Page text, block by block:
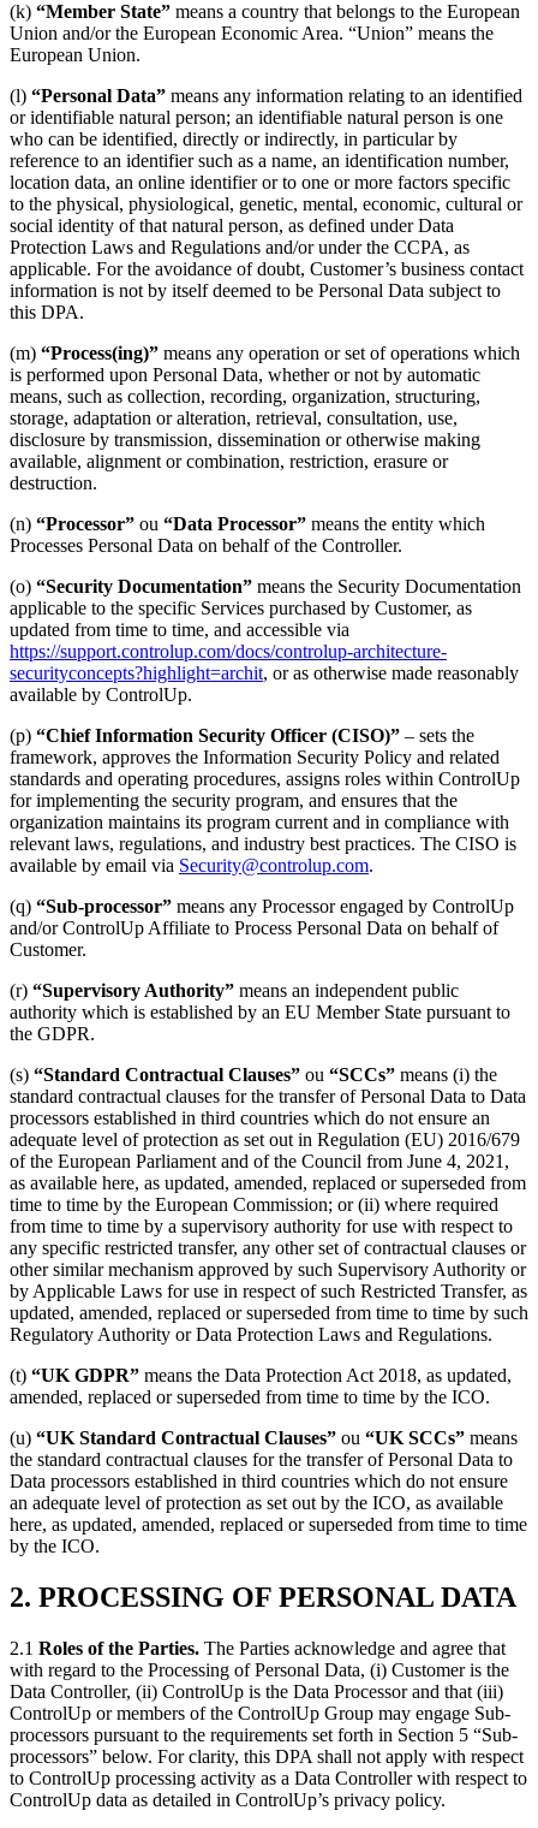
(k) “Member State” means a country that belongs to the European
Union and/or the European Economic Area. “Union” means the
European Union.
(l) “Personal Data” means any information relating to an identified
or identifiable natural person; an identifiable natural person is one
who can be identified, directly or indirectly, in particular by
reference to an identifier such as a name, an identification number,
location data, an online identifier or to one or more factors specific
to the physical, physiological, genetic, mental, economic, cultural or
social identity of that natural person, as defined under Data
Protection Laws and Regulations and/or under the CCPA, as
applicable. For the avoidance of doubt, Customer’s business contact
information is not by itself deemed to be Personal Data subject to
this DPA.
(m) “Process(ing)” means any operation or set of operations which
is performed upon Personal Data, whether or not by automatic
means, such as collection, recording, organization, structuring,
storage, adaptation or alteration, retrieval, consultation, use,
disclosure by transmission, dissemination or otherwise making
available, alignment or combination, restriction, erasure or
destruction.
(n) “Processor” ou “Data Processor” means the entity which
Processes Personal Data on behalf of the Controller.
(o) “Security Documentation” means the Security Documentation
applicable to the specific Services purchased by Customer, as
updated from time to time, and accessible via
https://support.controlup.com/docs/controlup-architecture-
securityconcepts?highlight=archit, or as otherwise made reasonably
available by ControlUp.
(p) “Chief Information Security Officer (CISO)” – sets the
framework, approves the Information Security Policy and related
standards and operating procedures, assigns roles within ControlUp
for implementing the security program, and ensures that the
organization maintains its program current and in compliance with
relevant laws, regulations, and industry best practices. The CISO is
available by email via Security@controlup.com.
(q) “Sub-processor” means any Processor engaged by ControlUp
and/or ControlUp Affiliate to Process Personal Data on behalf of
Customer.
(r) “Supervisory Authority” means an independent public
authority which is established by an EU Member State pursuant to
the GDPR.
(s) “Standard Contractual Clauses” ou “SCCs” means (i) the
standard contractual clauses for the transfer of Personal Data to Data
processors established in third countries which do not ensure an
adequate level of protection as set out in Regulation (EU) 2016/679
of the European Parliament and of the Council from June 4, 2021,
as available here, as updated, amended, replaced or superseded from
time to time by the European Commission; or (ii) where required
from time to time by a supervisory authority for use with respect to
any specific restricted transfer, any other set of contractual clauses or
other similar mechanism approved by such Supervisory Authority or
by Applicable Laws for use in respect of such Restricted Transfer, as
updated, amended, replaced or superseded from time to time by such
Regulatory Authority or Data Protection Laws and Regulations.
(t) “UK GDPR” means the Data Protection Act 2018, as updated,
amended, replaced or superseded from time to time by the ICO.
(u) “UK Standard Contractual Clauses” ou “UK SCCs” means
the standard contractual clauses for the transfer of Personal Data to
Data processors established in third countries which do not ensure
an adequate level of protection as set out by the ICO, as available
here, as updated, amended, replaced or superseded from time to time
by the ICO.
2. PROCESSING OF PERSONAL DATA
2.1 Roles of the Parties. The Parties acknowledge and agree that
with regard to the Processing of Personal Data, (i) Customer is the
Data Controller, (ii) ControlUp is the Data Processor and that (iii)
ControlUp or members of the ControlUp Group may engage Sub-
processors pursuant to the requirements set forth in Section 5 “Sub-
processors” below. For clarity, this DPA shall not apply with respect
to ControlUp processing activity as a Data Controller with respect to
ControlUp data as detailed in ControlUp’s privacy policy.